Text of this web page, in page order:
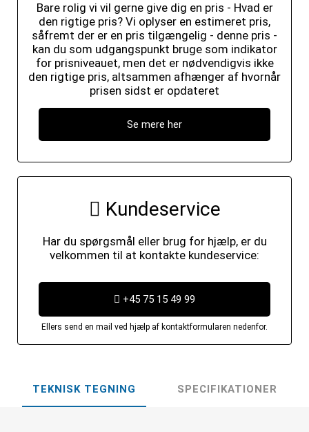
Bare rolig vi vil gerne give dig en pris - Hvad er
den rigtige pris? Vi oplyser en estimeret pris,
såfremt der er en pris tilgængelig - denne pris -
kan du som udgangspunkt bruge som indikator
for prisniveauet, men det er nødvendigvis ikke
den rigtige pris, altsammen afhænger af hvornår
prisen sidst er opdateret
Se mere her
Kundeservice
Har du spørgsmål eller brug for hjælp, er du
velkommen til at kontakte kundeservice:
+45 75 15 49 99
Ellers send en mail ved hjælp af kontaktformularen nedenfor.
TEKNISK TEGNING SPECIFIKATIONER